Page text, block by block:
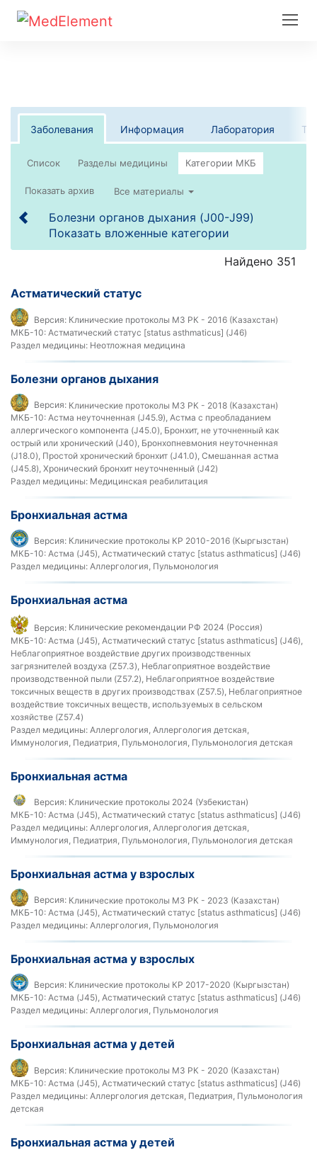
Заболевания Информация Лаборатория
Список
Все материалы
Болезни органов дыхания (J00-J99)
Показать вложенные категории
Найдено 351
Астматический статус
Версия: Клинические протоколы МЗ РК - 2016 (Казахстан)
МКБ-10: Астматический статус [status asthmaticus] (J46)
Раздел медицины: Неотложная медицина
Болезни органов дыхания
Версия: Клинические протоколы МЗ РК - 2018 (Казахстан)
МКБ-10: Астма неуточненная (J45.9), Астма с преобладанием
аллергического компонента (J45.0), Бронхит, не уточненный как
острый или хронический (J40), Бронхопневмония неуточненная
(J18.0), Простой хронический бронхит (J41.0), Смешанная астма
(J45.8), Хронический бронхит неуточненный (J42)
Раздел медицины: Медицинская реабилитация
Бронхиальная астма
Версия: Клинические протоколы КР 2010-2016 (Кыргызстан)
МКБ-10: Астма (J45), Астматический статус [status asthmaticus] (J46)
Раздел медицины: Аллергология, Пульмонология
Бронхиальная астма
Версия: Клинические рекомендации РФ 2024 (Россия)
МКБ-10: Астма (J45), Астматический статус [status asthmaticus] (J46),
Неблагоприятное воздействие других производственных
загрязнителей воздуха (Z57.3), Неблагоприятное воздействие
производственной пыли (Z57.2), Неблагоприятное воздействие
токсичных веществ в других производствах (Z57.5), Неблагоприятное
воздействие токсичных веществ, используемых в сельском
хозяйстве (Z57.4)
Раздел медицины: Аллергология, Аллергология детская,
Иммунология, Педиатрия, Пульмонология, Пульмонология детская
Бронхиальная астма
Версия: Клинические протоколы 2024 (Узбекистан)
МКБ-10: Астма (J45), Астматический статус [status asthmaticus] (J46)
Раздел медицины: Аллергология, Аллергология детская,
Иммунология, Педиатрия, Пульмонология, Пульмонология детская
Бронхиальная астма у взрослых
Версия: Клинические протоколы МЗ РК - 2023 (Казахстан)
МКБ-10: Астма (J45), Астматический статус [status asthmaticus] (J46)
Раздел медицины: Аллергология, Пульмонология
Бронхиальная астма у взрослых
Версия: Клинические протоколы КР 2017-2020 (Кыргызстан)
МКБ-10: Астма (J45), Астматический статус [status asthmaticus] (J46)
Раздел медицины: Аллергология, Пульмонология
Бронхиальная астма у детей
Версия: Клинические протоколы МЗ РК - 2020 (Казахстан)
МКБ-10: Астма (J45), Астматический статус [status asthmaticus] (J46)
Раздел медицины: Аллергология детская, Педиатрия, Пульмонология
детская
Бронхиальная астма у детей